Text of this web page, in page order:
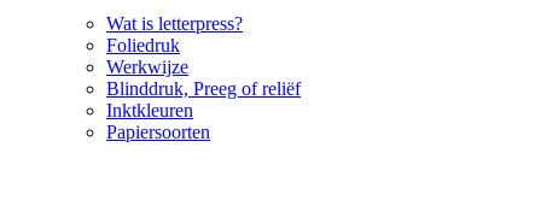
Wat is letterpress?
Foliedruk
Werkwijze
Blinddruk, Preeg of reliëf
Inktkleuren
Papiersoorten